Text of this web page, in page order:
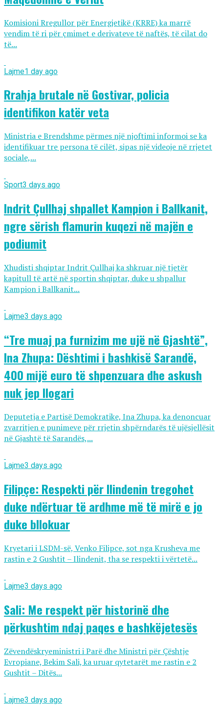
Komisioni Rregullor për Energjetikë (KRRE) ka marrë
vendim të ri për çmimet e derivateve të naftës, të cilat do
të...
Lajme1 day ago
Rrahja brutale në Gostivar, policia
identifikon katër veta
Ministria e Brendshme përmes një njoftimi informoi se ka
identifikuar tre persona të cilët, sipas një videoje në rrjetet
sociale,...
Sport3 days ago
Indrit Çullhaj shpallet Kampion i Ballkanit,
ngre sërish flamurin kuqezi në majën e
podiumit
Xhudisti shqiptar Indrit Çullhaj ka shkruar një tjetër
kapitull të artë në sportin shqiptar, duke u shpallur
Kampion i Ballkanit...
Lajme3 days ago
“Tre muaj pa furnizim me ujë në Gjashtë”,
Ina Zhupa: Dështimi i bashkisë Sarandë,
400 mijë euro të shpenzuara dhe askush
nuk jep llogari
Deputetja e Partisë Demokratike, Ina Zhupa, ka denoncuar
zvarritjen e punimeve për rrjetin shpërndarës të ujësjellësit
në Gjashtë të Sarandës,...
Lajme3 days ago
Filipçe: Respekti për Ilindenin tregohet
duke ndërtuar të ardhme më të mirë e jo
duke bllokuar
Kryetari i LSDM-së, Venko Filipce, sot nga Krusheva me
rastin e 2 Gushtit – Ilindenit, tha se respekti i vërtetë...
Lajme3 days ago
Sali: Me respekt për historinë dhe
përkushtim ndaj paqes e bashkëjetesës
Zëvendëskryeministri i Parë dhe Ministri për Çështje
Evropiane, Bekim Sali, ka uruar qytetarët me rastin e 2
Gushtit – Ditës...
Lajme3 days ago